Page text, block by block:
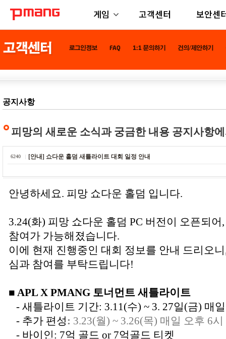
게임 고객센터 보안센
공지사항
피망의 새로운 소식과 궁금한 내용 공지사항
6240 [안내] 쇼다운 홀덤 새틀라이트 대회 일정 안내
안녕하세요. 피망 쇼다운 홀덤 입니다.
3.24(화) 피망 쇼다운 홀덤 PC 버전이 오픈되
참여가 가능해졌습니다.
이에 현재 진행중인 대회 정보를 안내 드리오
심과 참여를 부탁드립니다!
■ APL X PMANG 토너먼트 새틀라이트
- 새틀라이트 기간: 3.11(수) ~ 3. 27일(금) 매
- 추가 편성: 3.23(월) ~ 3.26(목) 매일 오후 6
- 바이인: 7억 골드 or 7억골드 티켓